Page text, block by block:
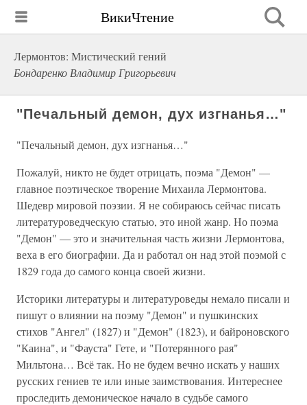
ВикиЧтение
Лермонтов: Мистический гений
Бондаренко Владимир Григорьевич
"Печальный демон, дух изгнанья…"
"Печальный демон, дух изгнанья…"
Пожалуй, никто не будет отрицать, поэма "Демон" —
главное поэтическое творение Михаила Лермонтова.
Шедевр мировой поэзии. Я не собираюсь сейчас писать
литературоведческую статью, это иной жанр. Но поэма
"Демон" — это и значительная часть жизни Лермонтова,
веха в его биографии. Да и работал он над этой поэмой с
1829 года до самого конца своей жизни.
Историки литературы и литературоведы немало писали и
пишут о влиянии на поэму "Демон" и пушкинских
стихов "Ангел" (1827) и "Демон" (1823), и байроновского
"Каина", и "Фауста" Гете, и "Потерянного рая"
Мильтона… Всё так. Но не будем вечно искать у наших
русских гениев те или иные заимствования. Интереснее
проследить демоническое начало в судьбе самого